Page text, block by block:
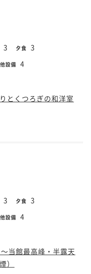
3 夕食 3
設備 4
とくつろぎの和洋室
3 夕食 3
設備 4
当館最高峰・半露天
）